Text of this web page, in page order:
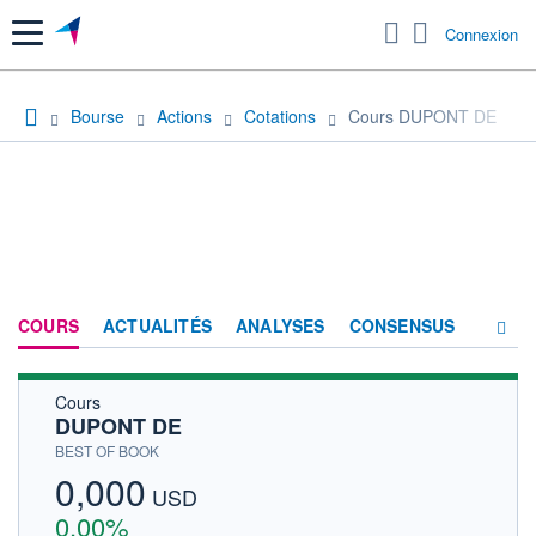
Menu Connexion
Bourse Actions Cotations Cours DUPONT DE
COURS ACTUALITÉS ANALYSES CONSENSUS
Cours
DUPONT DE
BEST OF BOOK
0,000 USD
0,00%